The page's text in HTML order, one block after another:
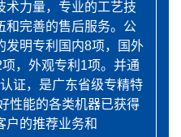
术力量，专业的工艺技
和完善的售后服务。公
发明专利国内8项，国外
，外观专利1项。并通
证，是广东省级专精特
性能的各类机器已获得
户的推荐业务和